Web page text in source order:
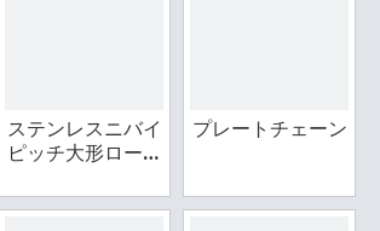
ステンレスニバイ
ピッチ大形ローラ
プレートチェーン